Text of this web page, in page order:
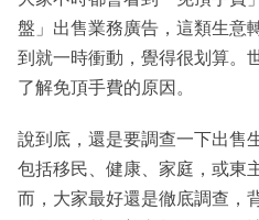
盤」出售業務廣告，這類生意
到就一時衝動，覺得很划算。
了解免頂手費的原因。
說到底，還是要調查一下出售
包括移民、健康、家庭，或東
而，大家最好還是徹底調查，